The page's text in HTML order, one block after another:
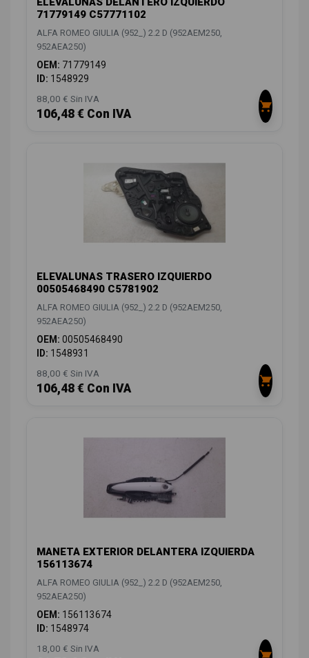
71779149 C57771102
ALFA ROMEO GIULIA (952_) 2.2 D (952AEM250,
952AEA250)
OEM: 71779149
ID: 1548929
88,00 € Sin IVA
106,48 € Con IVA
ELEVALUNAS TRASERO IZQUIERDO
00505468490 C5781902
ALFA ROMEO GIULIA (952_) 2.2 D (952AEM250,
952AEA250)
OEM: 00505468490
ID: 1548931
88,00 € Sin IVA
106,48 € Con IVA
MANETA EXTERIOR DELANTERA IZQUIERDA
156113674
ALFA ROMEO GIULIA (952_) 2.2 D (952AEM250,
952AEA250)
OEM: 156113674
ID: 1548974
18,00 € Sin IVA